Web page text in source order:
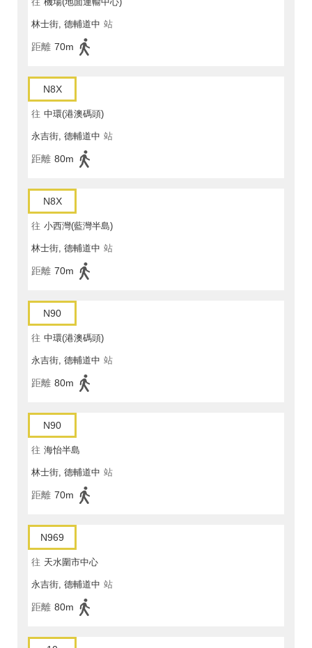
林士街, 德輔道中 站
距離 70m
N8X
往 中環(港澳碼頭)
永吉街, 德輔道中 站
距離 80m
N8X
往 小西灣(藍灣半島)
林士街, 德輔道中 站
距離 70m
N90
往 中環(港澳碼頭)
永吉街, 德輔道中 站
距離 80m
N90
往 海怡半島
林士街, 德輔道中 站
距離 70m
N969
往 天水圍市中心
永吉街, 德輔道中 站
距離 80m